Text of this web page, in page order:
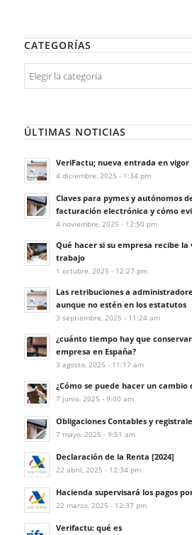
CATEGORÍAS
Categorías
ÚLTIMAS NOTICIAS
VeriFactu; nueva entrada en vigor
4 diciembre, 2025 - 1:34 pm
Claves para pymes y autónomos
facturación electrónica y cómo
4 noviembre, 2025 - 12:50 pm
Qué hacer si su empresa recibe
trabajo
1 octubre, 2025 - 12:27 pm
Las retribuciones a
aunque no estén en los estatutos
3 septiembre, 2025 - 11:24 am
¿cuánto tiempo hay que
empresa en España?
3 agosto, 2025 - 11:17 am
¿Cómo se puede hacer un
7 junio, 2025 - 9:00 am
Obligaciones Contables y
7 mayo, 2025 - 9:51 am
Declaración de la Renta [2024]
22 abril, 2025 - 12:34 pm
Hacienda supervisará los pagos
22 marzo, 2025 - 12:37 pm
Verifactu: qué es